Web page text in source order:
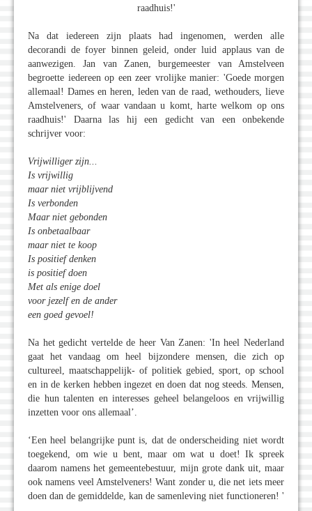
raadhuis!'
Na dat iedereen zijn plaats had ingenomen, werden alle
decorandi de foyer binnen geleid, onder luid applaus van de
aanwezigen. Jan van Zanen, burgemeester van Amstelveen
begroette iedereen op een zeer vrolijke manier: 'Goede morgen
allemaal! Dames en heren, leden van de raad, wethouders, lieve
Amstelveners, of waar vandaan u komt, harte welkom op ons
raadhuis!' Daarna las hij een gedicht van een onbekende
schrijver voor:
Vrijwilliger zijn...
Is vrijwillig
maar niet vrijblijvend
Is verbonden
Maar niet gebonden
Is onbetaalbaar
maar niet te koop
Is positief denken
is positief doen
Met als enige doel
voor jezelf en de ander
een goed gevoel!
Na het gedicht vertelde de heer Van Zanen: 'In heel Nederland
gaat het vandaag om heel bijzondere mensen, die zich op
cultureel, maatschappelijk- of politiek gebied, sport, op school
en in de kerken hebben ingezet en doen dat nog steeds. Mensen,
die hun talenten en interesses geheel belangeloos en vrijwillig
inzetten voor ons allemaal’.
‘Een heel belangrijke punt is, dat de onderscheiding niet wordt
toegekend, om wie u bent, maar om wat u doet! Ik spreek
daarom namens het gemeentebestuur, mijn grote dank uit, maar
ook namens veel Amstelveners! Want zonder u, die net iets meer
doen dan de gemiddelde, kan de samenleving niet functioneren! '